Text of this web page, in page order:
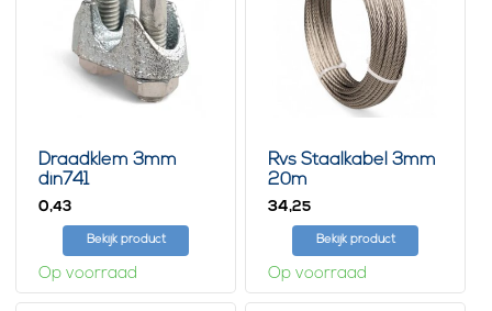
Draadklem 3mm
din741
0,43
Bekijk product
Op voorraad
Rvs Staalkabel 3mm
20m
34,25
Bekijk product
Op voorraad